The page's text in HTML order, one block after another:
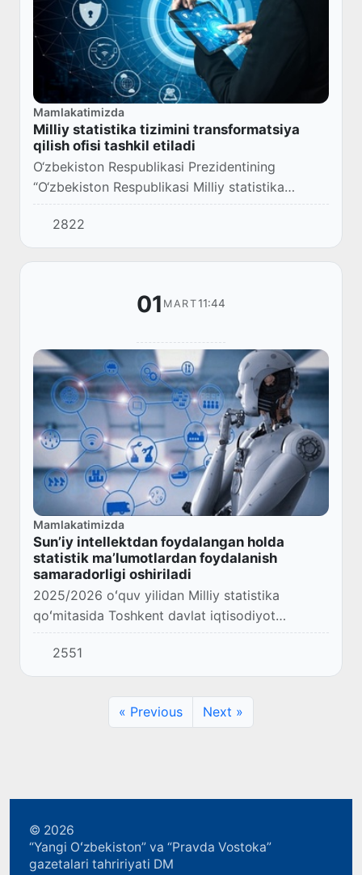
Mamlakatimizda
Milliy statistika tizimini transformatsiya
qilish ofisi tashkil etiladi
O‘zbekiston Respublikasi Prezidentining
“O‘zbekiston Respublikasi Milliy statistika
qo‘mitasi faoliyatini tashkil etish chora-tadbirlari
to‘g‘risida”gi qarori (PQ-75-son, 24.02.202...
2822
01 MART11:44
Mamlakatimizda
Sunʼiy intellektdan foydalangan holda
statistik maʼlumotlardan foydalanish
samaradorligi oshiriladi
2025/2026 oʻquv yilidan Milliy statistika
qoʻmitasida Toshkent davlat iqtisodiyot
universitetining Iqtisodiy statistika kafedrasi
filiali tashkil etiladi.
2551
« Previous Next »
© 2026
“Yangi Oʻzbekiston” va “Pravda Vostoka”
gazetalari tahririyati DM